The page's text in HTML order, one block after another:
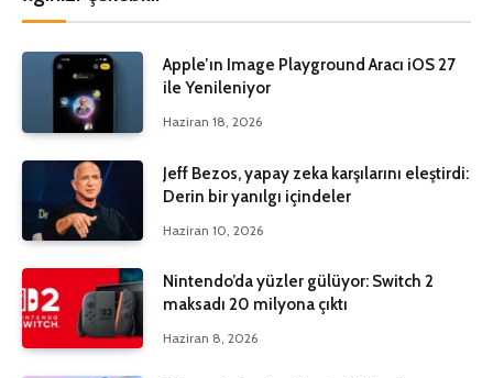
Apple’ın Image Playground Aracı iOS 27
ile Yenileniyor
Haziran 18, 2026
Jeff Bezos, yapay zeka karşılarını eleştirdi:
Derin bir yanılgı içindeler
Haziran 10, 2026
Nintendo’da yüzler gülüyor: Switch 2
maksadı 20 milyona çıktı
Haziran 8, 2026